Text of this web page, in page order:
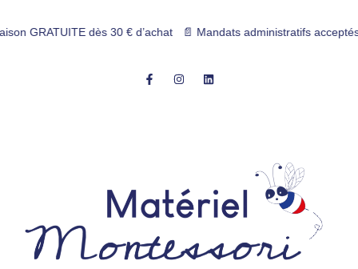
dès 30 € d’achat 📄 Mandats administratifs acceptés